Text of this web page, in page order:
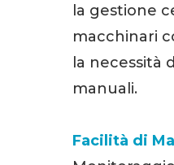
la gestione
macchinari
la necessità
manuali.
Facilità di